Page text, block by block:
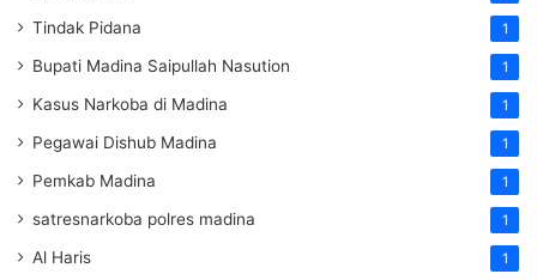
Tindak Pidana 1
Bupati Madina Saipullah Nasution 1
Kasus Narkoba di Madina 1
Pegawai Dishub Madina 1
Pemkab Madina 1
satresnarkoba polres madina 1
Al Haris 1